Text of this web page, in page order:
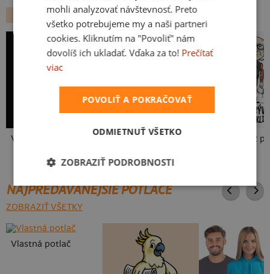
FILMY A SERIÁLY
JEDLO
V presse Neklidný bez
NAJPREDÁVANEJŠIE POTLAČE
ZOBRAZIŤ VŠETKY
Vlastná potlač
mohli analyzovať návštevnosť. Preto
všetko potrebujeme my a naši partneri
cookies. Kliknutím na "Povoliť" nám
dovolíš ich ukladať. Vďaka za to! Prečítať
viac
POVOLIŤ A POKRAČOVAŤ
ODMIETNUŤ VŠETKO
ZOBRAZIŤ PODROBNOSTI